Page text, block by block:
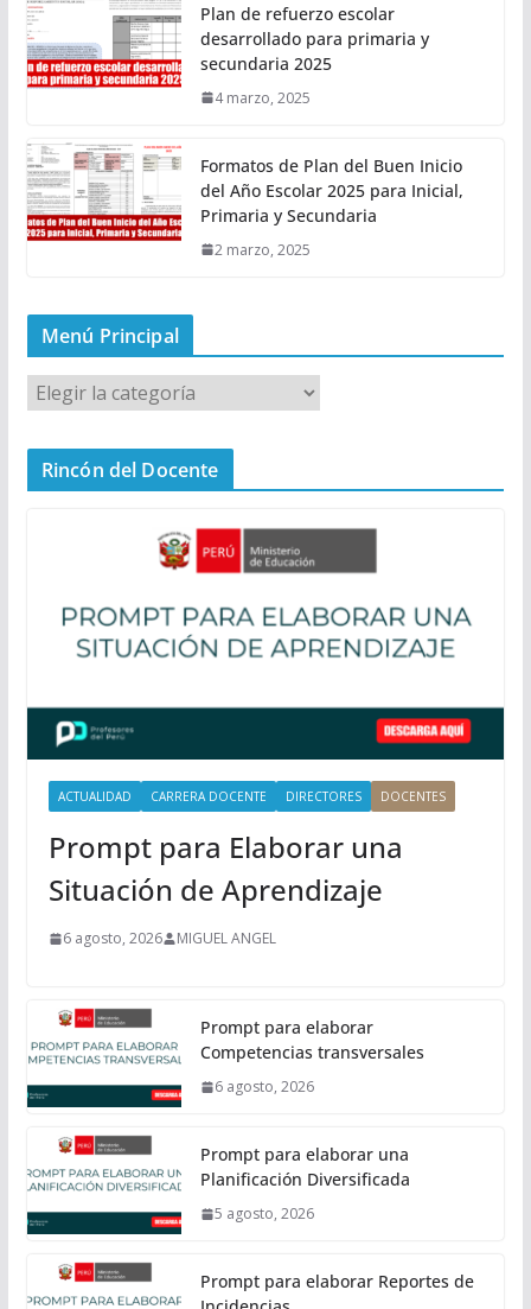
Plan de refuerzo escolar
desarrollado para primaria y
secundaria 2025
4 marzo, 2025
Formatos de Plan del Buen Inicio
del Año Escolar 2025 para Inicial,
Primaria y Secundaria
2 marzo, 2025
Menú Principal
M
e
n
a
Rincón del Docente
ACTUALIDAD CARRERA DOCENTE DIRECTORES DOCENTES
Prompt para Elaborar una
Situación de Aprendizaje
6 agosto, 2026 MIGUEL ANGEL
Prompt para elaborar
Competencias transversales
6 agosto, 2026
Prompt para elaborar una
Planificación Diversificada
5 agosto, 2026
Prompt para elaborar Reportes de